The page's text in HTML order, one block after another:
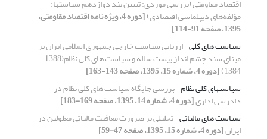
اقتصاد مقاومتی (بررسی موردی: تبیین بند دوازدهم سیاست‏ها:
مؤلفه‌های دیپلماسی اقتصادی) [دوره 4، ویژه نامه اقتصاد مقاومتی،
1395، صفحه 91-114]
سیاست های کلی ارزیابی سیاست خارجی جمهوری اسلامی ایران بر
مبنای سند چشم انداز بیست ساله و سیاست های کلی نظام(1388-
1384) [دوره 4، شماره 15، 1395، صفحه 143-163]
سیاستهای کلی نظام بررسی جایگاه سیاست های کلی نظام در
دادرسی اداری[دوره 4، شماره 14، 1395، صفحه 169-183]
سیاست های مالیاتی تحلیلی بر ضرورت معافیت مالیاتی معلولین در
ایران[دوره 4، شماره 15، 1395، صفحه 47-59]